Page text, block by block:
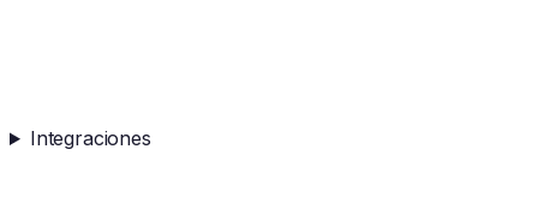
Integraciones